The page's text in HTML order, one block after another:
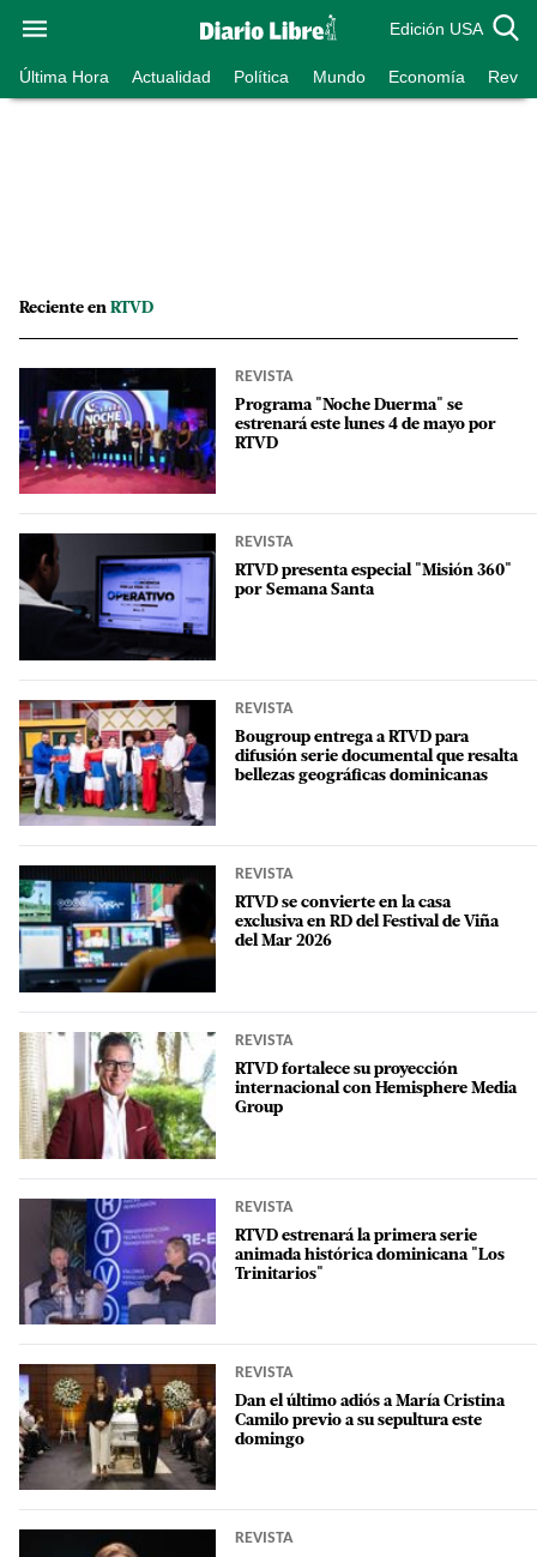
Edición USA
Última Hora Actualidad Política Mundo Economía
Reciente en RTVD
REVISTA
Programa "Noche Duerma" se
estrenará este lunes 4 de mayo por
RTVD
REVISTA
RTVD presenta especial "Misión 360"
por Semana Santa
REVISTA
Bougroup entrega a RTVD para
difusión serie documental que resalta
bellezas geográficas dominicanas
REVISTA
RTVD se convierte en la casa
exclusiva en RD del Festival de Viña
del Mar 2026
REVISTA
RTVD fortalece su proyección
internacional con Hemisphere Media
Group
REVISTA
RTVD estrenará la primera serie
animada histórica dominicana "Los
Trinitarios"
REVISTA
Dan el último adiós a María Cristina
Camilo previo a su sepultura este
domingo
REVISTA